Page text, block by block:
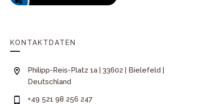
KONTAKTDATEN
Philipp-Reis-Platz 1a | 33602 | Bielefeld |
Deutschland
+49 521 98 256 247